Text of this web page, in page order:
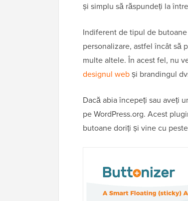
și simplu să răspundeți la
Indiferent de tipul de
personalizare, astfel încât să
multe altele. În acest fel, nu
designul webși brandingul
Dacă abia începeți sau aveți
pe WordPress.org. Acest
butoane doriți și vine cu